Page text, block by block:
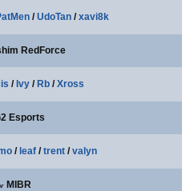
/UdoTan/xavi8k
RedForce
/ Ivy/ Rb/Xross
Esports
/ leaf/trent/valyn
MIBR